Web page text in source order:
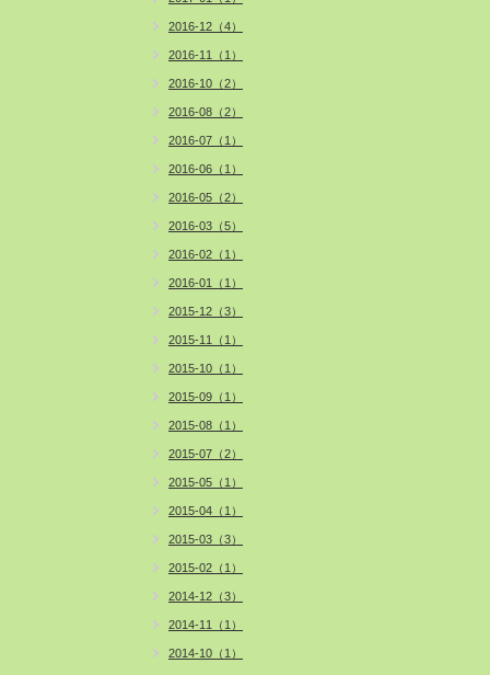
2016-12（4）
2016-11（1）
2016-10（2）
2016-08（2）
2016-07（1）
2016-06（1）
2016-05（2）
2016-03（5）
2016-02（1）
2016-01（1）
2015-12（3）
2015-11（1）
2015-10（1）
2015-09（1）
2015-08（1）
2015-07（2）
2015-05（1）
2015-04（1）
2015-03（3）
2015-02（1）
2014-12（3）
2014-11（1）
2014-10（1）